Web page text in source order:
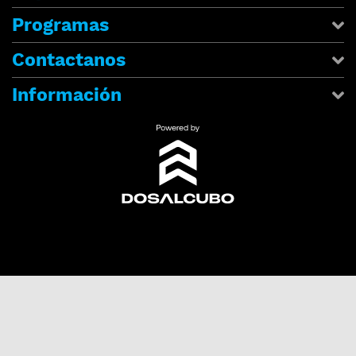
Programas
Contactanos
Información